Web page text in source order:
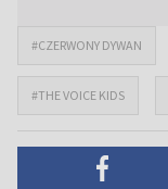
#CZERWONY DYWAN
#THE VOICE KIDS